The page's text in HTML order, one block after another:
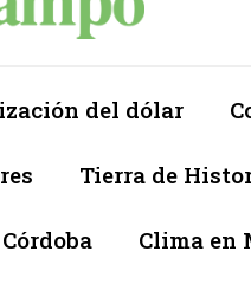
del dólar
Tierra de
Clima en